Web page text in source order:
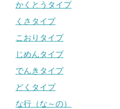
かくとうタイプ
くさタイプ
こおりタイプ
じめんタイプ
でんきタイプ
どくタイプ
な行（な～の）